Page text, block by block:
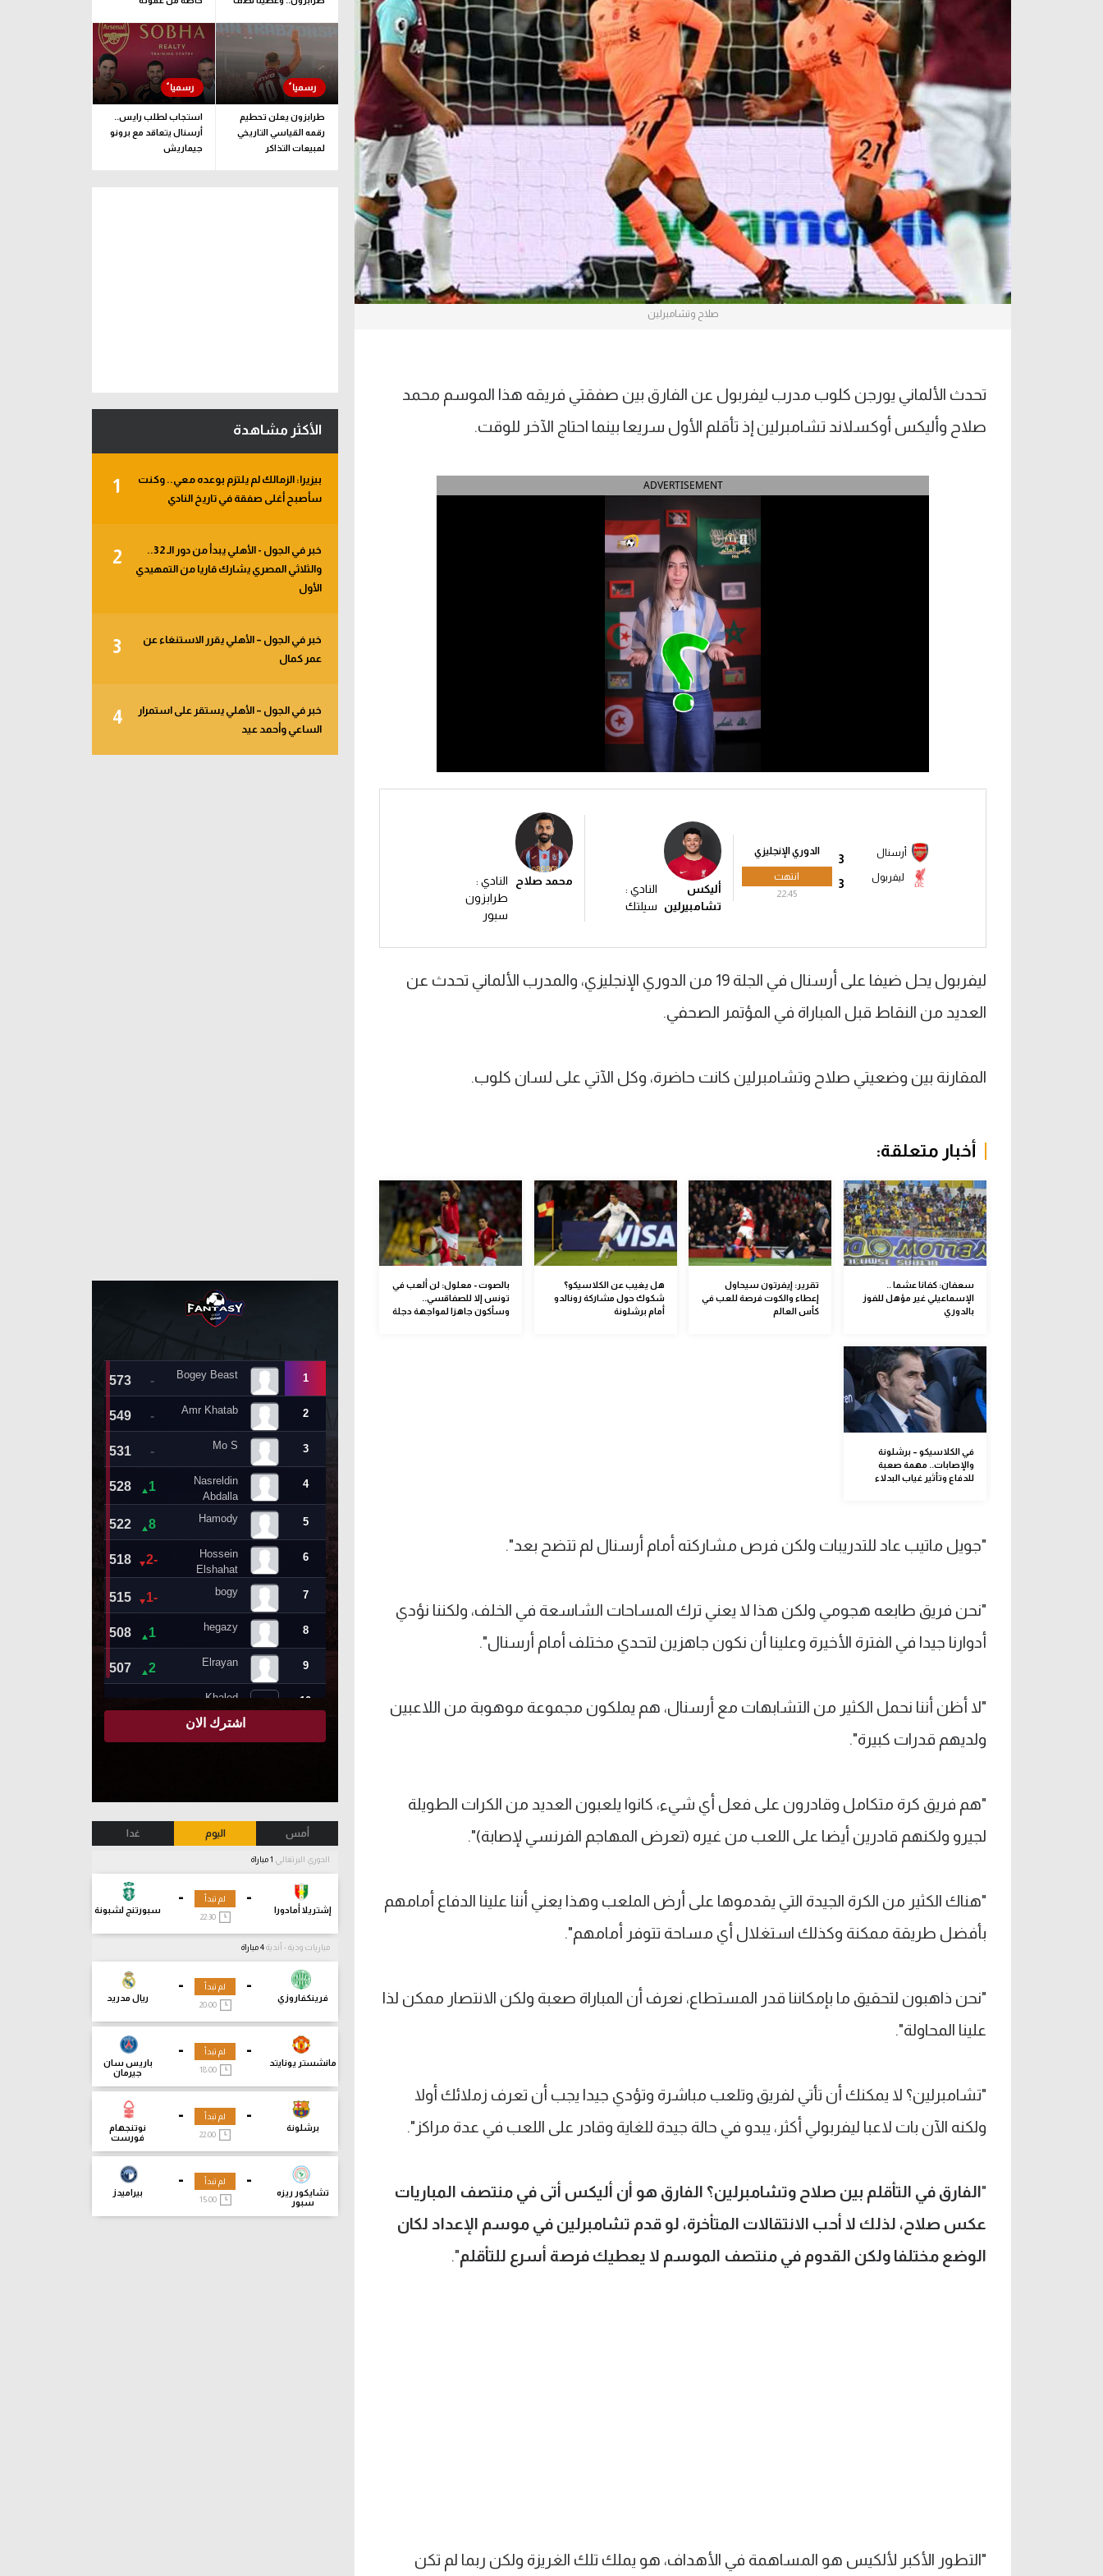
آراء حرة
ركن الألعاب
الدوري السعودي للمحترفين
دوري أبطال أوروبا
دوري أبطال إفريقيا
كل البطولات
دوري أبطال أوروبا
القسم الثاني
رياضات أخرى
آسيا
أمريكا
ركن الألعاب
صلاح وتشامبرلين
تحدث الألماني يورجن كلوب مدرب ليفربول عن الفارق بين صفقتي فريقه هذا الموسم محمد
صلاح وأليكس أوكسلاند تشامبرلين إذ تأقلم الأول سريعا بينما احتاج الآخر للوقت.
ADVERTISEMENT
3
أرسنال
3
ليفربول
الدوري الإنجليزي
انتهت
22:45
أليكس
تشامبيرلين
النادي :
سيلتك
محمد صلاح
النادي :
طرابزون
سبور
ليفربول يحل ضيفا على أرسنال في الجلة 19 من الدوري الإنجليزي، والمدرب الألماني تحدث عن
العديد من النقاط قبل المباراة في المؤتمر الصحفي.
المقارنة بين وضعيتي صلاح وتشامبرلين كانت حاضرة، وكل الآتي على لسان كلوب.
أخبار متعلقة:
سعفان: كفانا عشما ..
الإسماعيلي غير مؤهل للفوز
بالدوري
تقرير: إيفرتون سيحاول
إعطاء والكوت فرصة للعب في
كأس العالم
هل يغيب عن الكلاسيكو؟
شكوك حول مشاركة رونالدو
أمام برشلونة
بالصوت - معلول: لن ألعب في
تونس إلا للصفاقسي..
وسأكون جاهزا لمواجهة دجلة
في الكلاسيكو – برشلونة
والإصابات.. مهمة صعبة
للدفاع وتأثير غياب البدلاء
"جويل ماتيب عاد للتدريبات ولكن فرص مشاركته أمام أرسنال لم تتضح بعد".
"نحن فريق طابعه هجومي ولكن هذا لا يعني ترك المساحات الشاسعة في الخلف، ولكننا نؤدي
أدوارنا جيدا في الفترة الأخيرة وعلينا أن نكون جاهزين لتحدي مختلف أمام أرسنال".
"لا أظن أننا نحمل الكثير من التشابهات مع أرسنال، هم يملكون مجموعة موهوبة من اللاعبين
ولديهم قدرات كبيرة".
"هم فريق كرة متكامل وقادرون على فعل أي شيء، كانوا يلعبون العديد من الكرات الطويلة
لجيرو ولكنهم قادرين أيضا على اللعب من غيره (تعرض المهاجم الفرنسي لإصابة)".
"هناك الكثير من الكرة الجيدة التي يقدموها على أرض الملعب وهذا يعني أننا علينا الدفاع أمامهم
بأفضل طريقة ممكنة وكذلك استغلال أي مساحة تتوفر أمامهم".
"نحن ذاهبون لتحقيق ما بإمكاننا قدر المستطاع، نعرف أن المباراة صعبة ولكن الانتصار ممكن لذا
علينا المحاولة".
"تشامبرلين؟ لا يمكنك أن تأتي لفريق وتلعب مباشرة وتؤدي جيدا يجب أن تعرف زملائك أولا
ولكنه الآن بات لاعبا ليفربولي أكثر، يبدو في حالة جيدة للغاية وقادر على اللعب في عدة مراكز".
"الفارق في التأقلم بين صلاح وتشامبرلين؟ الفارق هو أن أليكس أتى في منتصف المباريات
عكس صلاح، لذلك لا أحب الانتقالات المتأخرة، لو قدم تشامبرلين في موسم الإعداد لكان
الوضع مختلفا ولكن القدوم في منتصف الموسم لا يعطيك فرصة أسرع للتأقلم".
"التطور الأكبر لألكيس هو المساهمة في الأهداف، هو يملك تلك الغريزة ولكن ربما لم تكن
طرابزون يعلن تحطيم
رقمه القياسي التاريخي
لمبيعات التذاكر
استجاب لطلب رايس..
أرسنال يتعاقد مع برونو
جيماريش
الأكثر مشاهدة
1
بيزيرا: الزمالك لم يلتزم بوعده معي.. وكنت
سأصبح أغلى صفقة في تاريخ النادي
2
خبر في الجول - الأهلي يبدأ من دور الـ 32..
والثلاثي المصري يشارك قاريا من التمهيدي
الأول
3
خبر في الجول – الأهلي يقرر الاستنغاء عن
عمر كمال
4
خبر في الجول – الأهلي يستقر على استمرار
الساعي وأحمد عيد
أمس اليوم غدا
الدوري البرتغالي
-
إشتريلا أمادورا
-
سبورتنج لشبونة
لم تبدأ
22:30
مباريات ودية - أندية
-
فرينكفاروزي
-
ريال مدريد
لم تبدأ
20:00
-
مانشستر يونايتد
-
باريس سان
جيرمان
لم تبدأ
18:00
-
برشلونة
-
نوتنجهام
فورست
لم تبدأ
-
تشايكور ريزه
سبور
-
بيراميدز
لم تبدأ
15:00